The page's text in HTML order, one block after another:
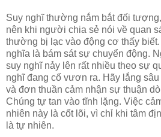
Suy nghĩ thường nắm bắt đối
nên khi người chia sẻ nói về quan
thường bị lạc vào động cơ thấy
nghĩa là bám sát sự chuyển động.
suy nghĩ nảy lên rất nhiều theo sự
nghĩ đang cố vươn ra. Hãy lắng
và đơn thuần cảm nhận sự thuận
Chúng tự tan vào tĩnh lặng. Việc
nhiên này là cốt lõi, vì chỉ khi tâm
là tự nhiên.